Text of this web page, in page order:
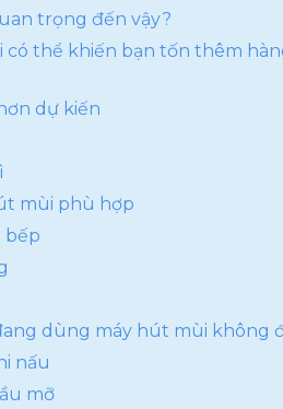
trọng đến vậy?
có thể khiến bạn tốn thêm
dự kiến
mùi phù hợp
bếp
dùng máy hút mùi không
nấu
mỡ
biến hiện nay
yếu tố nào?